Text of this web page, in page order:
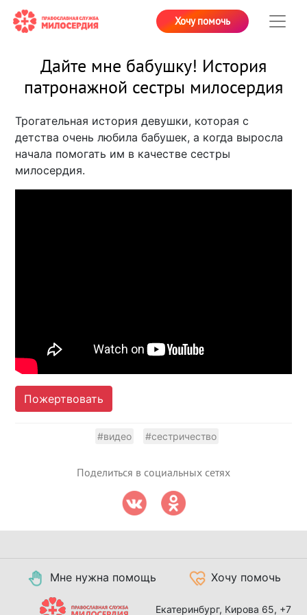
Хочу помочь
Дайте мне бабушку! История
патронажной сестры милосердия
Трогательная история девушки, которая с
детства очень любила бабушек, а когда выросла
начала помогать им в качестве сестры
милосердия.
Пожертвовать
#видео #сестричество
Поделиться в социальных сетях
Мне нужна помощь Хочу помочь
Екатеринбург, Кирова 65, +7